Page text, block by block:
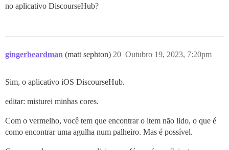
no aplicativo DiscourseHub?
gingerbeardman (matt sephton) Outubro 19, 2023, 7:20pm
20
Sim, o aplicativo iOS DiscourseHub.
editar: misturei minhas cores.
Com o vermelho, você tem que encontrar o item não lido, o que é
como encontrar uma agulha num palheiro. Mas é possível.